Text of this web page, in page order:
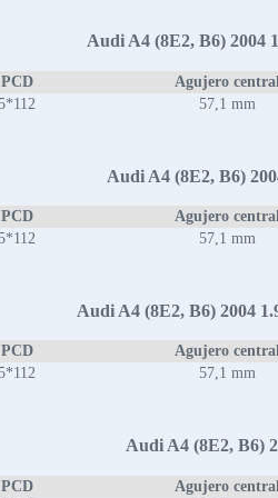
Audi A4 (8E2, B6) 2004
PCD Agujero central
57,1 mm
Audi A4 (8E2, B6)
PCD Agujero central
57,1 mm
Audi A4 (8E2, B6) 2004
PCD Agujero
57,1 mm
Audi A4 (8E2, B6)
PCD Agujero central